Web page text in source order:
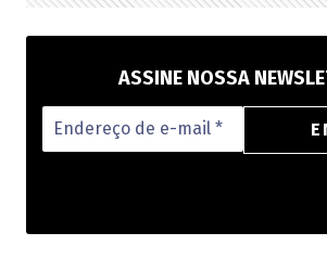
ASSINE NOSSA